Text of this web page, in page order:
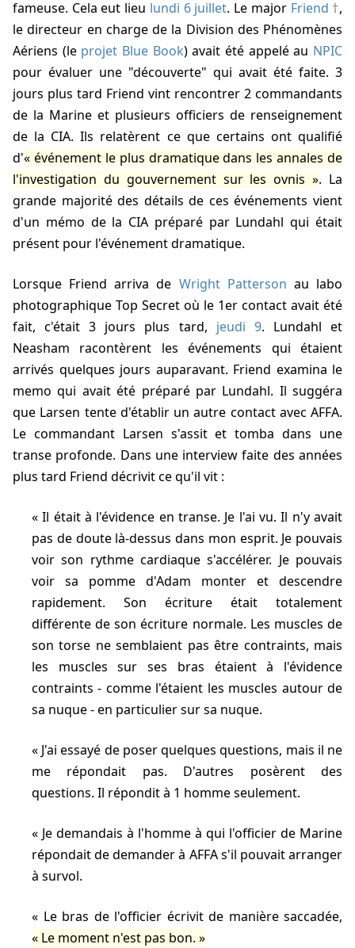
fameuse. Cela eut lieu lundi 6 juillet. Le major Friend
,
le directeur en charge de la Division des Phénomènes
Aériens (le projet Blue Book) avait été appelé au NPIC
pour évaluer une "découverte" qui avait été faite. 3
jours plus tard Friend vint rencontrer 2 commandants
de la Marine et plusieurs officiers de renseignement
de la CIA. Ils relatèrent ce que certains ont qualifié
d'
événement le plus dramatique dans les annales de
l'investigation du gouvernement sur les ovnis
. La
grande majorité des détails de ces événements vient
d'un mémo de la CIA préparé par Lundahl qui était
présent pour l'événement dramatique.
Lorsque Friend arriva de Wright Patterson au labo
photographique Top Secret où le 1er contact avait été
fait, c'était 3 jours plus tard, jeudi 9. Lundahl et
Neasham racontèrent les événements qui étaient
arrivés quelques jours auparavant. Friend examina le
memo qui avait été préparé par Lundahl. Il suggéra
que Larsen tente d'établir un autre contact avec AFFA.
Le commandant Larsen s'assit et tomba dans une
transe profonde. Dans une interview faite des années
plus tard Friend décrivit ce qu'il vit :
Il était à l'évidence en transe. Je l'ai vu. Il n'y avait
pas de doute là-dessus dans mon esprit. Je pouvais
voir son rythme cardiaque s'accélérer. Je pouvais
voir sa pomme d'Adam monter et descendre
rapidement. Son écriture était totalement
différente de son écriture normale. Les muscles de
son torse ne semblaient pas être contraints, mais
les muscles sur ses bras étaient à l'évidence
contraints - comme l'étaient les muscles autour de
sa nuque - en particulier sur sa nuque.
J'ai essayé de poser quelques questions, mais il ne
me répondait pas. D'autres posèrent des
questions. Il répondit à 1 homme seulement.
Je demandais à l'homme à qui l'officier de Marine
répondait de demander à AFFA s'il pouvait arranger
à survol.
Le bras de l'officier écrivit de manière saccadée,
Le moment n'est pas bon.